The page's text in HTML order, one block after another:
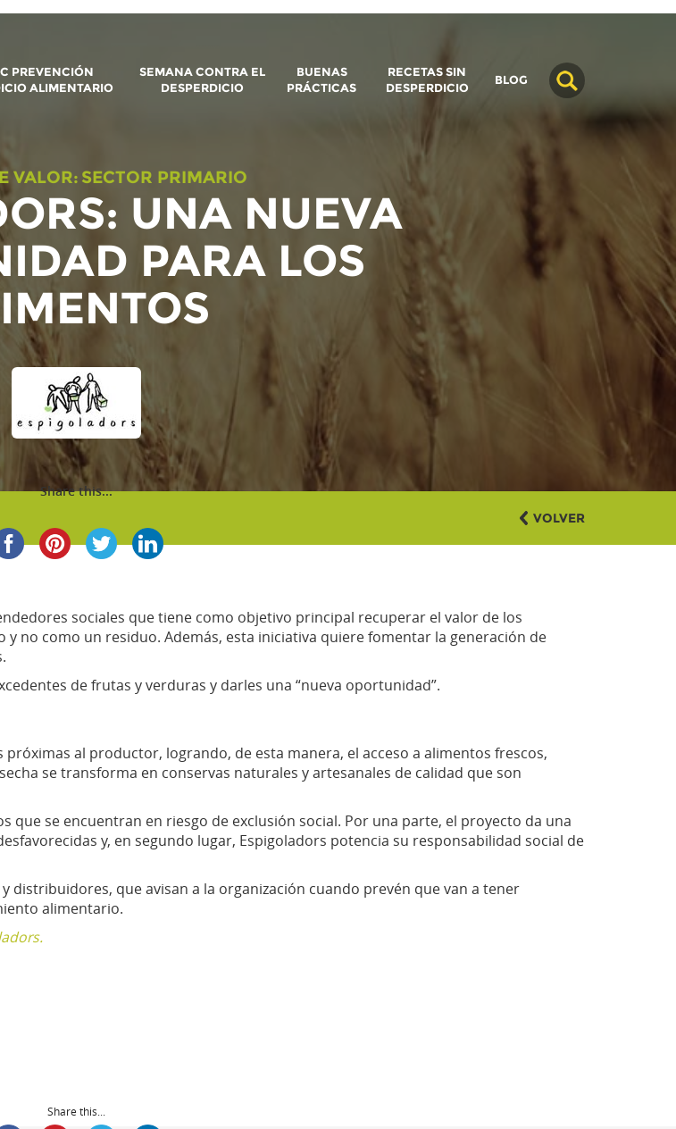
PREVENCIÓN
ALIMENTARIO
SEMANA CONTRA EL
DESPERDICIO
BUENAS
PRÁCTICAS
RECETAS SIN
DESPERDICIO
BLOG
VALOR: SECTOR PRIMARIO
UNA NUEVA
PARA LOS
Share this...
VOLVER
sociales que tiene como objetivo principal recuperar el valor de los
no como un residuo. Además, esta iniciativa quiere fomentar la generación de
de frutas y verduras y darles una “nueva oportunidad”.
al productor, logrando, de esta manera, el acceso a alimentos frescos,
se transforma en conservas naturales y artesanales de calidad que son
se encuentran en riesgo de exclusión social. Por una parte, el proyecto da una
y, en segundo lugar, Espigoladors potencia su responsabilidad social de
distribuidores, que avisan a la organización cuando prevén que van a tener
alimentario.
Share this...